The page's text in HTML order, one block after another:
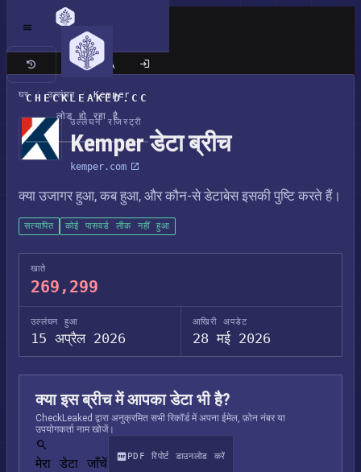
CHECKLEAKED.CC
लोड हो रहा है
क्लासिक साइट
घर / उल्लंघन / Kemper
उल्लंघन रजिस्ट्री
Kemper डेटा ब्रीच
kemper.com
क्या उजागर हुआ, कब हुआ, और कौन-से डेटाबेस इसकी पुष्टि करते हैं।
सत्यापित कोई पासवर्ड लीक नहीं हुआ
खाते
269,299
उल्लंघन हुआ
15 अप्रैल 2026
आखिरी अपडेट
28 मई 2026
क्या इस ब्रीच में आपका डेटा भी है?
CheckLeaked द्वारा अनुक्रमित सभी रिकॉर्ड में अपना ईमेल, फ़ोन नंबर या
उपयोगकर्ता नाम खोजें।
मेरा डेटा जाँचें PDF रिपोर्ट डाउनलोड करें